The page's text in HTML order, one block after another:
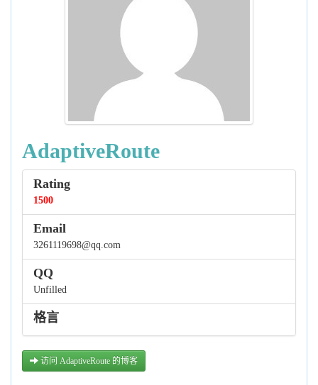
AdaptiveRoute
Rating
1500
Email
3261119698@qq.com
QQ
Unfilled
格言
访问 AdaptiveRoute 的博客